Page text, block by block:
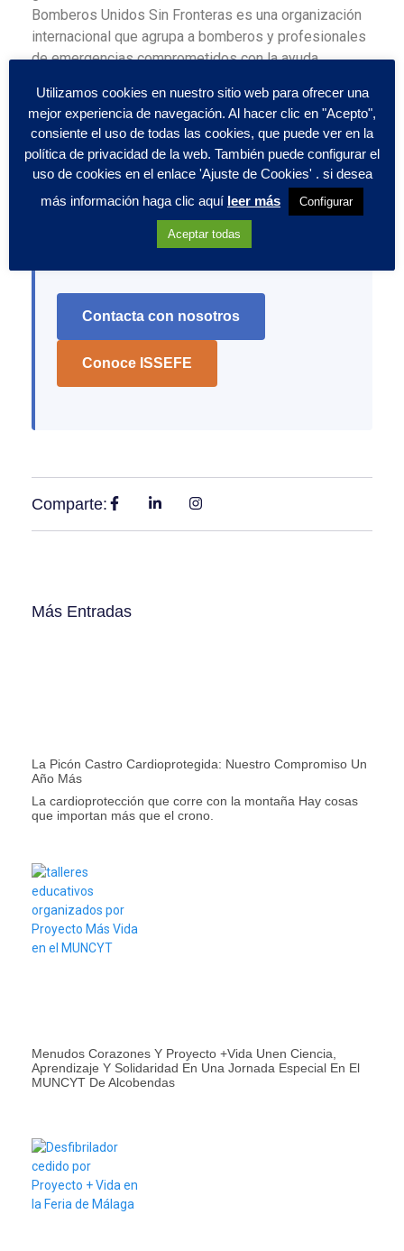
Bomberos Unidos Sin Fronteras es una organización
internacional que agrupa a bomberos y profesionales
de emergencias comprometidos con la ayuda
nivel internacional y desarrollan en España proyectos
de formación y cardioprotección en entornos
¿Quieres colaborar con Proyecto Más Vida
o llevar la formación en RCP a tu
Contacta con nosotros
Conoce ISSEFE
Comparte:
Más Entradas
La Picón Castro Cardioprotegida: Nuestro Compromiso Un
Año Más
La cardioprotección que corre con la montaña Hay cosas
que importan más que el crono.
Menudos Corazones Y Proyecto +Vida Unen Ciencia,
Aprendizaje Y Solidaridad En Una Jornada Especial En El
MUNCYT De Alcobendas
Utilizamos cookies en nuestro sitio web para ofrecer una
mejor experiencia de navegación. Al hacer clic en "Acepto",
consiente el uso de todas las cookies, que puede ver en la
política de privacidad de la web. También puede configurar el
uso de cookies en el enlace 'Ajuste de Cookies' . si desea
más información haga clic aquí leer más Configurar
Aceptar todas